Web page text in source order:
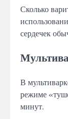
Сколько
сердечек
В
режиме
минут.